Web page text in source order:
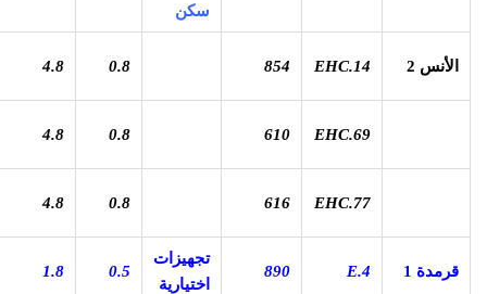
سكن
الأنس 2 EHC.14
854
0.8
4.8
EHC.69
610
0.8
4.8
EHC.77
616
0.8
4.8
قرمدة 1 E.4
890
تجهيزات
اختيارية
0.5
1.8